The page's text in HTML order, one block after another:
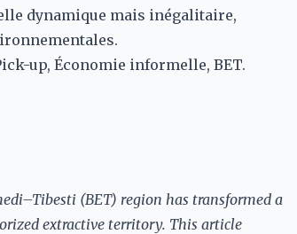
dynamique mais inégalitaire,
up, Économie informelle, BET.
(BET) region has transformed a
extractive territory. This article